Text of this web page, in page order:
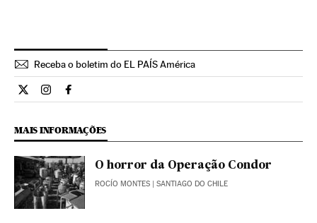
Receba o boletim do EL PAÍS América
Internacional El País Brasil en Twitter
Internacional El País Brasil en Instagram
Internacional El País Brasil en Facebook
MAIS INFORMAÇÕES
O horror da Operação Condor
ROCÍO MONTES | SANTIAGO DO CHILE